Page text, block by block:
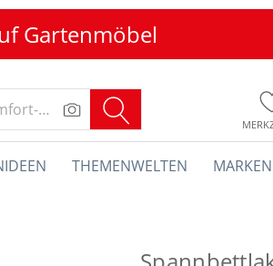
Gartenmöbel
THEMENWELTEN MARKEN